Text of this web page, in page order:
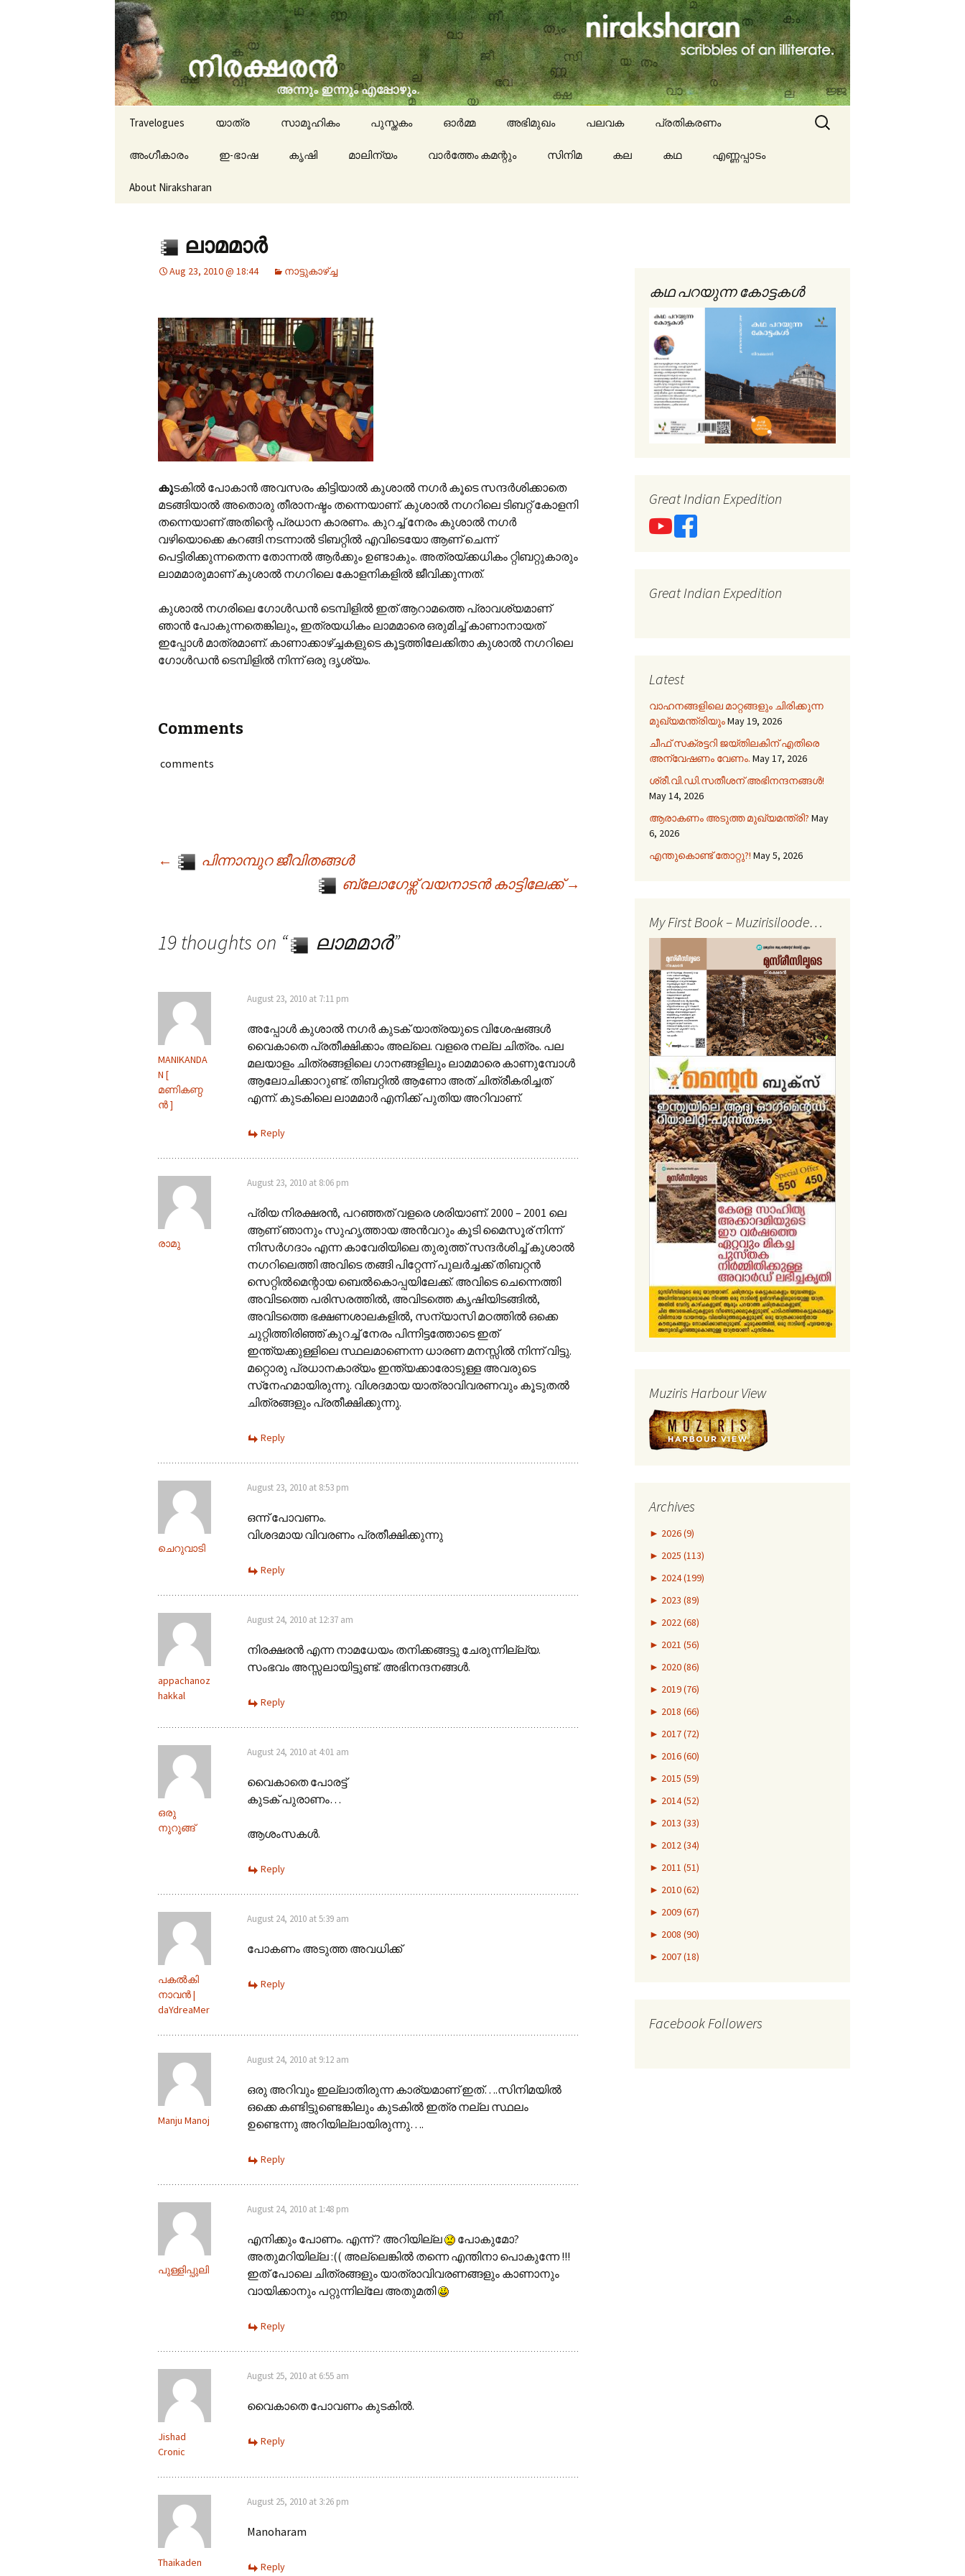
niraksharan (നിരക്ഷരൻ)
travelogues, book reviews, social issues, cinema, memories & lot more…
Skip to content
Travelogues യാത്ര സാമൂഹികം പുസ്തകം ഓർമ്മ അഭിമുഖം പലവക
കായികം
പ്രതികരണം
അംഗീകാരം ഇ-ഭാഷ കൃഷി മാലിന്യം വാർത്തേം കമന്റും സിനിമ കല കഥ എണ്ണപ്പാടം
About Niraksharan
Search
for:
ലാമമാര്‍
Aug 23, 2010 @ 18:44 നാട്ടുകാഴ്‌ച്ച
കുടകില്‍ പോകാന്‍ അവസരം കിട്ടിയാല്‍ കുശാല്‍ നഗര്‍ കൂടെ സന്ദര്‍ശിക്കാതെ
മടങ്ങിയാല്‍ അതൊരു തീരാനഷ്ടം തന്നെയാണ്. കുശാല്‍ നഗറിലെ ടിബറ്റ് കോളനി
തന്നെയാണ് അതിന്റെ പ്രധാന കാരണം. കുറച്ച് നേരം കുശാല്‍ നഗര്‍
വഴിയൊക്കെ കറങ്ങി നടന്നാല്‍ ടിബറ്റില്‍ എവിടെയോ ആണ് ചെന്ന്
പെട്ടിരിക്കുന്നതെന്ന തോന്നല്‍ ആര്‍ക്കും ഉണ്ടാകും. അത്രയ്ക്കധികം റ്റിബറ്റുകാരും
ലാമമാരുമാണ് കുശാല്‍ നഗറിലെ കോളനികളില്‍ ജീവിക്കുന്നത്.
കുശാല്‍ നഗരിലെ ഗോള്‍ഡന്‍ ടെമ്പിളില്‍ ഇത് ആറാമത്തെ പ്രാവശ്യമാണ്
ഞാന്‍ പോകുന്നതെങ്കിലും, ഇത്രയധികം ലാമമാരെ ഒരുമിച്ച് കാണാനായത്
ഇപ്പോള്‍ മാത്രമാണ്. കാണാക്കാഴ്ച്ചകളുടെ കൂട്ടത്തിലേക്കിതാ കുശാല്‍ നഗറിലെ
ഗോള്‍ഡന്‍ ടെമ്പിളില്‍ നിന്ന് ഒരു ദൃശ്യം.
Comments
comments
←
പിന്നാമ്പുറ ജീവിതങ്ങള്‍
ബ്ലോഗേഴ്സ് വയനാടൻ കാട്ടിലേക്ക്→
19 thoughts on “ ലാമമാര്‍”
MANIKANDA
N [
മണികണ്ഠ
ൻ ]
August 23, 2010 at 7:11 pm
അപ്പോൾ കുശാൽ നഗർ കുടക് യാത്രയുടെ വിശേഷങ്ങൾ
വൈകാതെ പ്രതീക്ഷിക്കാം അല്ലെ. വളരെ നല്ല ചിത്രം. പല
മലയാളം ചിത്രങ്ങളിലെ ഗാനങ്ങളിലും ലാമമാരെ കാണുമ്പോൾ
ആലോചിക്കാറുണ്ട്. തിബറ്റിൽ ആണോ അത് ചിത്രീകരിച്ചത്
എന്ന്. കുടകിലെ ലാമമാർ എനിക്ക് പുതിയ അറിവാണ്.
Reply
രാമു
August 23, 2010 at 8:06 pm
പ്രിയ നിരക്ഷരന്‍, പറഞ്ഞത്‌ വളരെ ശരിയാണ്‌. 2000 – 2001 ലെ
ആണ്‌ ഞാനും സുഹൃത്തായ അന്‍വറും കൂടി മൈസൂര്‌ നിന്ന്‌
നിസര്‍ഗദാം എന്ന കാവേരിയിലെ തുരുത്ത്‌ സന്ദര്‍ശിച്ച്‌ കുശാല്‍
നഗറിലെത്തി അവിടെ തങ്ങി പിറ്റേന്ന്‌ പുലര്‍ച്ചക്ക്‌ തിബറ്റന്‍
സെറ്റില്‍മെന്റായ ബെല്‍കൊപ്പയിലേക്ക്‌. അവിടെ ചെന്നെത്തി
അവിടത്തെ പരിസരത്തില്‍, അവിടത്തെ കൃഷിയിടങ്ങില്‍,
അവിടത്തെ ഭക്ഷണശാലകളില്‍, സന്യാസി മഠത്തില്‍ ഒക്കെ
ചുറ്റിത്തിരിഞ്ഞ്‌ കുറച്ച്‌ നേരം പിന്നിട്ടത്തോടെ ഇത്‌
ഇന്ത്യക്കുള്ളിലെ സ്ഥലമാണെന്ന ധാരണ മനസ്സില്‍ നിന്ന്‌ വിട്ടു.
മറ്റൊരു പ്രധാനകാര്യം ഇന്ത്യക്കാരോടുള്ള അവരുടെ
സ്‌നേഹമായിരുന്നു. വിശദമായ യാത്രാവിവരണവും കൂടുതല്‍
ചിത്രങ്ങളും പ്രതീക്ഷിക്കുന്നു.
Reply
ചെറുവാടി
August 23, 2010 at 8:53 pm
ഒന്ന് പോവണം.
വിശദമായ വിവരണം പ്രതീക്ഷിക്കുന്നു
Reply
appachanoz
hakkal
August 24, 2010 at 12:37 am
നിരക്ഷരന്‍ എന്ന നാമധേയം തനിക്കങ്ങട്ടു ചേരുന്നില്ല്യ.
സംഭവം അസ്സലായിട്ടുണ്ട്. അഭിനന്ദനങ്ങള്‍.
Reply
ഒരു
നുറുങ്ങ്
August 24, 2010 at 4:01 am
വൈകാതെ പോരട്ട്
കുടക് പുരാണം…
ആശംസകള്‍.
Reply
പകല്‍കി
നാവന്‍ |
daYdreaMer
August 24, 2010 at 5:39 am
പോകണം അടുത്ത അവധിക്ക്
Reply
Manju Manoj
August 24, 2010 at 9:12 am
ഒരു അറിവും ഇല്ലാതിരുന്ന കാര്യമാണ് ഇത്….സിനിമയില്‍
ഒക്കെ കണ്ടിട്ടുണ്ടെങ്കിലും കുടകില്‍ ഇത്ര നല്ല സ്ഥലം
ഉണ്ടെന്നു അറിയില്ലായിരുന്നു….
Reply
പുള്ളിപ്പുലി
August 24, 2010 at 1:48 pm
എനിക്കും പോണം. എന്ന് ? അറിയില്ല
പോകുമോ?
അതുമറിയില്ല :(( അല്ലെങ്കിൽ തന്നെ എന്തിനാ പൊകുന്നേ !!!
ഇത് പോലെ ചിത്രങ്ങളും യാത്രാവിവരണങ്ങളും കാണാനും
വായിക്കാനും പറ്റുന്നില്ലേ അതുമതി
Reply
Jishad
Cronic
August 25, 2010 at 6:55 am
വൈകാതെ പോവണം കുടകില്‍.
Reply
Thaikaden
August 25, 2010 at 3:26 pm
Manoharam
Reply
കഥ പറയുന്ന കോട്ടകൾ
Great Indian Expedition
Great Indian Expedition
Latest
വാഹനങ്ങളിലെ മാറ്റങ്ങളും ചിരിക്കുന്ന
മുഖ്യമന്ത്രിയുംMay 19, 2026
ചീഫ് സക്രട്ടറി ജയ്തിലകിന് എതിരെ
അന്വേഷണം വേണം. May 17, 2026
ശ്രീ.വി.ഡി.സതീശന് അഭിനന്ദനങ്ങൾ!
May 14, 2026
ആരാകണം അടുത്ത മുഖ്യമന്ത്രി? May
6, 2026
എന്തുകൊണ്ട് തോറ്റു?! May 5, 2026
My First Book – Muzirisiloode…
Muziris Harbour View
Archives
► 2026 (9)
► 2025 (113)
► 2024 (199)
► 2023 (89)
► 2022 (68)
► 2021 (56)
► 2020 (86)
► 2019 (76)
► 2018 (66)
► 2017 (72)
► 2016 (60)
► 2015 (59)
► 2014 (52)
► 2013 (33)
► 2012 (34)
► 2011 (51)
► 2010 (62)
► 2009 (67)
► 2008 (90)
► 2007 (18)
Facebook Followers